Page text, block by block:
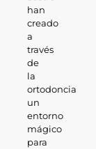
han
creado
a
través
de
la
ortodoncia
un
entorno
mágico
para